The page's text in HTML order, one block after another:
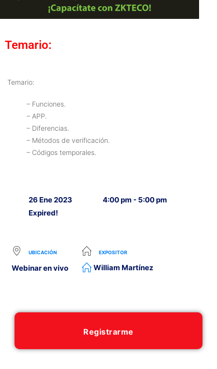
Temario:
Temario:
– Funciones.
– APP.
– Diferencias.
– Métodos de verificación.
– Códigos temporales.
26 Ene 2023
Expired!
4:00 pm - 5:00 pm
UBICACIÓN
Webinar en vivo
EXPOSITOR
William Martínez
Registrarme